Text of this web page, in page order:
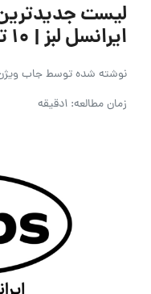
لیست
ایرانسل لبز | ۱۰ تیر ۱۴۰۵
نوشته شده توسطجاب
زمان مطالعه: 1دقیقه